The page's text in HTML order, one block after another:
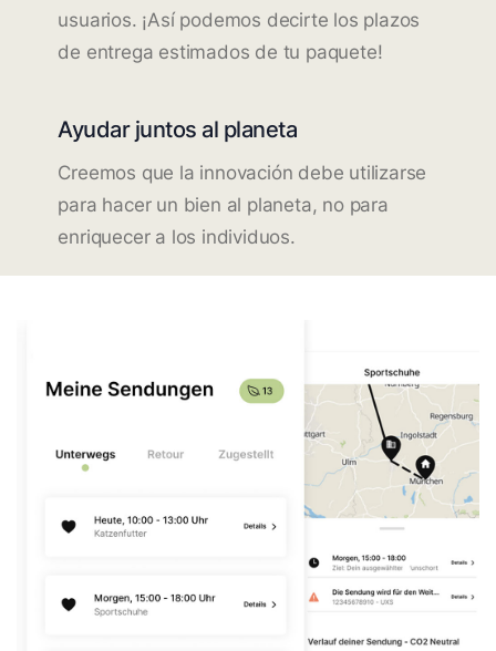
usuarios. ¡Así podemos decirte los plazos
de entrega estimados de tu paquete!
Ayudar juntos al planeta
Creemos que la innovación debe utilizarse
para hacer un bien al planeta, no para
enriquecer a los individuos.